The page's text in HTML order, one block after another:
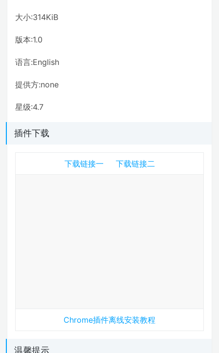
大小:314KiB
版本:1.0
语言:English
提供方:none
星级:4.7
插件下载
下载链接一 下载链接二
Chrome插件离线安装教程
温馨提示